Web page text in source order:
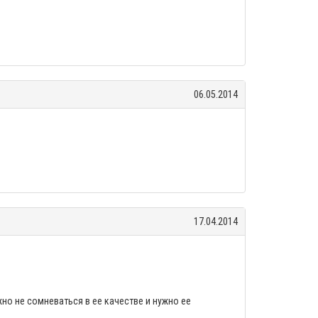
06.05.2014
17.04.2014
не сомневаться в ее качестве и нужно ее